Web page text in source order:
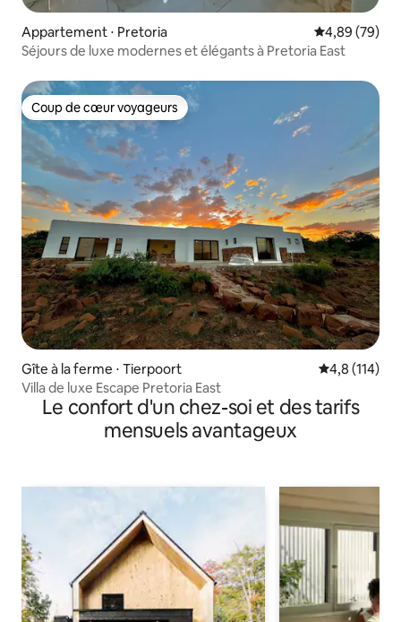
Appartement ⋅ Pretoria Évaluation
4,89 (79)
Séjours de luxe modernes et élégants à Pretoria East
Coup de cœur voyageurs
Coup de cœur voyageurs
Gîte à la ferme ⋅ Tierpoort Évaluation
4,8 (114)
Villa de luxe Escape Pretoria East
Le confort d'un chez-soi et des tarifs
mensuels avantageux